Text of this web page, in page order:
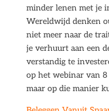
minder lenen met je
Wereldwijd denken
niet meer naar de
je verhuurt aan een
verstandig te
op het webinar van 8
maar op die manier